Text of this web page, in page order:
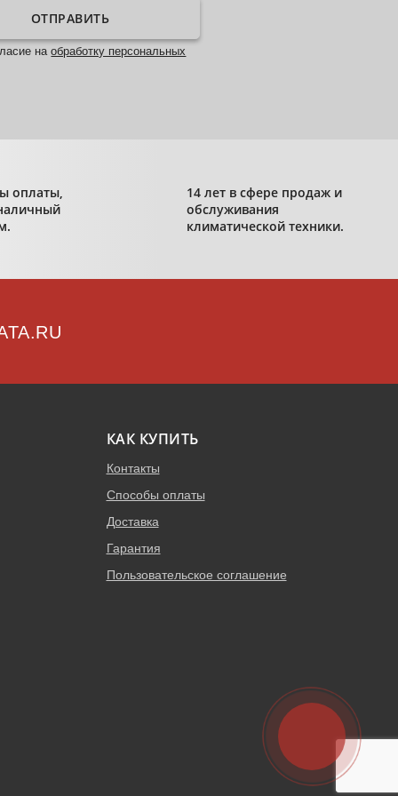
ОТПРАВИТЬ
наобработку персональных
оплаты,
14 лет в сфере продаж и
обслуживания
климатической техники.
КАК КУПИТЬ
Контакты
Способы оплаты
Доставка
Гарантия
Пользовательское соглашение